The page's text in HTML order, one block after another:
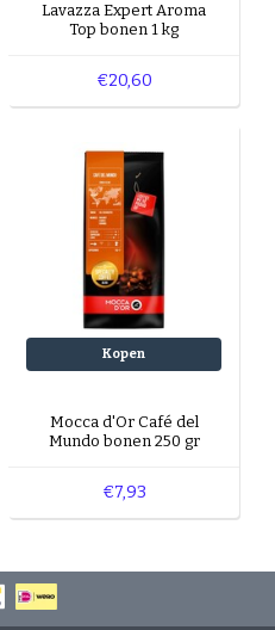
Lavazza Expert Aroma
Top bonen 1 kg
€20,60
Kopen
Mocca d'Or Café del
Mundo bonen 250 gr
€7,93